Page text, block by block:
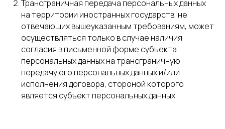
Трансграничная передача персональных данных
на территории иностранных государств, не
отвечающих вышеуказанным требованиям, может
осуществляться только в случае наличия
согласия в письменной форме субъекта
персональных данных на трансграничную
передачу его персональных данных и/или
исполнения договора, стороной которого
является субъект персональных данных.